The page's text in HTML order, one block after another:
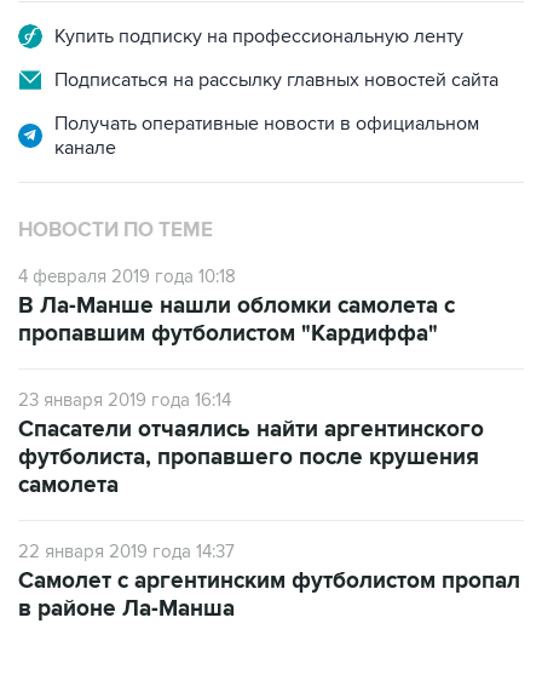
Купить подписку на профессиональную ленту
Подписаться на рассылку главных новостей сайта
Получать оперативные новости в официальном
канале
НОВОСТИ ПО ТЕМЕ
4 февраля 2019 года 10:18
В Ла-Манше нашли обломки самолета с
пропавшим футболистом "Кардиффа"
23 января 2019 года 16:14
Спасатели отчаялись найти аргентинского
футболиста, пропавшего после крушения
самолета
22 января 2019 года 14:37
Самолет с аргентинским футболистом пропал
в районе Ла-Манша